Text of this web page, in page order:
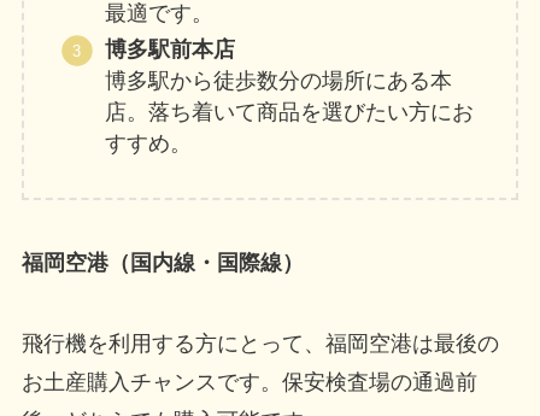
最適です。
博多駅前本店
博多駅から徒歩数分の場所にある本
店。落ち着いて商品を選びたい方にお
すすめ。
福岡空港（国内線・国際線）
飛行機を利用する方にとって、福岡空港は最後の
お土産購入チャンスです。保安検査場の通過前